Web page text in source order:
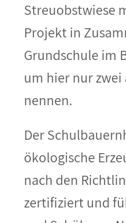
Streuobstwiese
Projekt in
Grundschule im
um hier nur zwei
nennen.
Der
ökologische
nach den
zertifiziert und